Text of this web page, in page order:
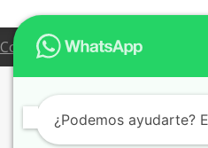
Condiciones de venta
¿Podemos ayudarte?